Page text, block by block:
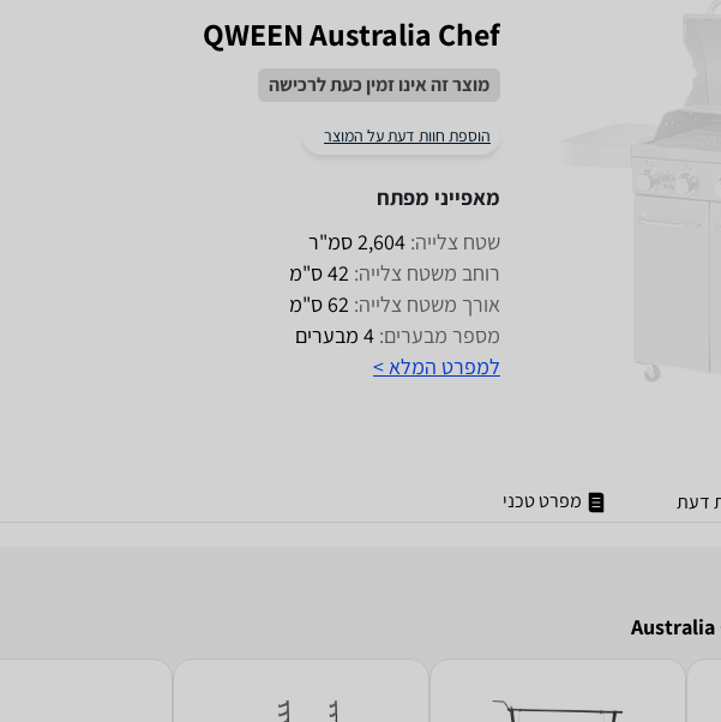
QWEEN Australia Chef
מוצר זה אינו זמין כעת לרכישה
הוספת חוות דעת על המוצר
מאפייני מפתח
שטח צלייה: 2,604 סמ"ר
רוחב משטח צלייה: 42 ס"מ
אורך משטח צלייה: 62 ס"מ
מספר מבערים: 4 מבערים
למפרט המלא >
דעת מפרט טכני